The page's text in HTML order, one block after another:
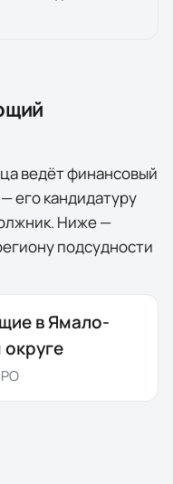
ведёт финансовый
его кандидатуру
Ниже —
подсудности
в Ямало-